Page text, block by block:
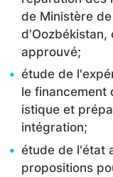
de Ministère
d'Oozbékistan,
approuvé;
étude de
le financement
istique et
intégration;
étude de l'état
propositions